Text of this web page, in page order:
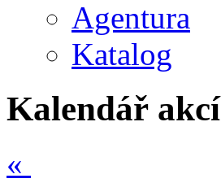
Agentura
Katalog
Kalendář akcí
«